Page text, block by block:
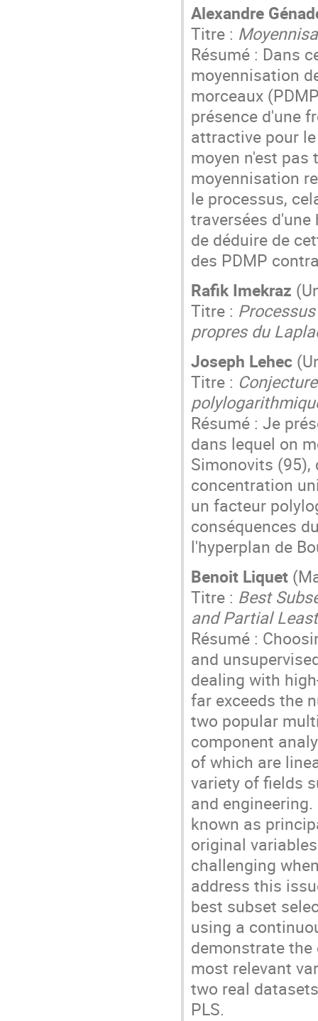
Alexandre
Titre :
Résumé : Dans
moyennisation
morceaux
présence d'une
attractive pour
moyen n'est pas
moyennisation
le processus,
traversées
de déduire de
des PDMP
Rafik Imekraz
Titre :
propres du
Joseph Lehec
Titre :
Résumé : Je
dans lequel on
Simonovits
concentration
un facteur
conséquences
l'hyperplan de
Benoit Liquet
Titre : Best
and Partial
Résumé :
and
dealing with
far exceeds the
two popular
component
of which are
variety of fields
and
known as
original
challenging
address this
best subset
using a
demonstrate
most relevant
two real
PLS.